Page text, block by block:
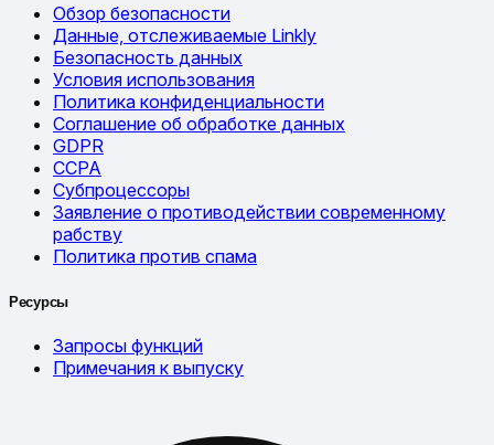
Обзор безопасности
Данные, отслеживаемые Linkly
Безопасность данных
Условия использования
Политика конфиденциальности
Соглашение об обработке данных
GDPR
CCPA
Субпроцессоры
Заявление о противодействии современному
рабству
Политика против спама
Ресурсы
Запросы функций
Примечания к выпуску